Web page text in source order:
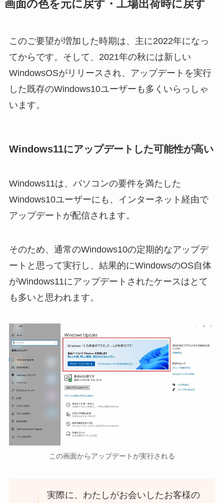
画面の色を元に戻す・工場出荷時に戻す
このご要望が増加した時期は、主に2022年になっ
てからです。そして、2021年の秋には新しい
WindowsOSがリリースされ、アップデートを実行
した既存のWindows10ユーザーも多くいらっしゃ
います。
Windows11にアップデートした可能性が高い
Windows11は、パソコンの要件を満たした
Windows10ユーザーにも、インターネット経由で
アップデートが配信されます。
そのため、通常のWindows10の定期的なアップデ
ートと思って実行し、結果的にWindowsのOS自体
がWindows11にアップデートされたケースはとて
も多いと思われます。
この画面からアップデートが実行される
実際に、わたしがお会いしたお客様の